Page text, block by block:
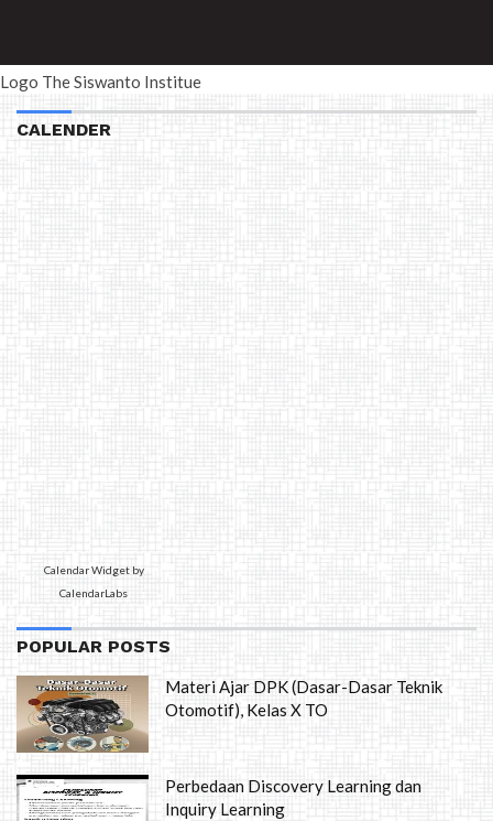
Logo The Siswanto Institue
CALENDER
Calendar Widget by
CalendarLabs
POPULAR POSTS
Materi Ajar DPK (Dasar-Dasar Teknik
Otomotif), Kelas X TO
Perbedaan Discovery Learning dan
Inquiry Learning